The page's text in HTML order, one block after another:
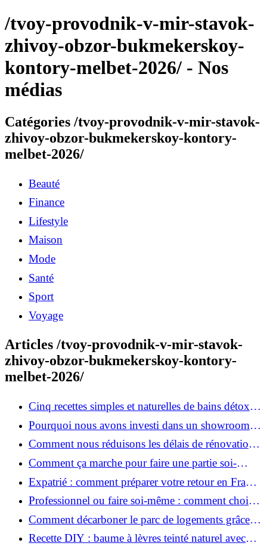
/tvoy-provodnik-v-mir-stavok-
zhivoy-obzor-bukmekerskoy-
kontory-melbet-2026/ - Nos
médias
Catégories /tvoy-provodnik-v-mir-stavok-
zhivoy-obzor-bukmekerskoy-kontory-
melbet-2026/
Beauté
Finance
Lifestyle
Maison
Mode
Santé
Sport
Voyage
Articles /tvoy-provodnik-v-mir-stavok-
zhivoy-obzor-bukmekerskoy-kontory-
melbet-2026/
Cinq recettes simples et naturelles de bains détox
maison
Pourquoi nous avons investi dans un showroom-
atelier et ce que cela apporte aux clients
Comment nous réduisons les délais de rénovation à
3 mois au lieu de 6?
Comment ça marche pour faire une partie soi-
même et nous confier le reste ?
Expatrié : comment préparer votre retour en France
et rénover votre bien à distance ?
Professionnel ou faire soi-même : comment choisir
pour votre rénovation ?
Comment décarboner le parc de logements grâce à
la rénovation énergétique ?
Recette DIY : baume à lèvres teinté naturel avec